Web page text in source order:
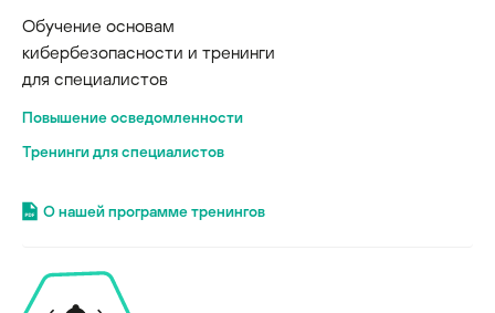
Обучение основам
кибербезопасности и тренинги
для специалистов
Повышение осведомленности
Тренинги для специалистов
О нашей программе тренингов